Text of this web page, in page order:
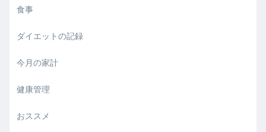
食事
ダイエットの記録
今月の家計
健康管理
おススメ